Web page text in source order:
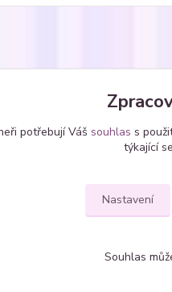
zařazeno v kategoriích
potřebují Váš souhlas s
týkající
Nastavení
Souhlas